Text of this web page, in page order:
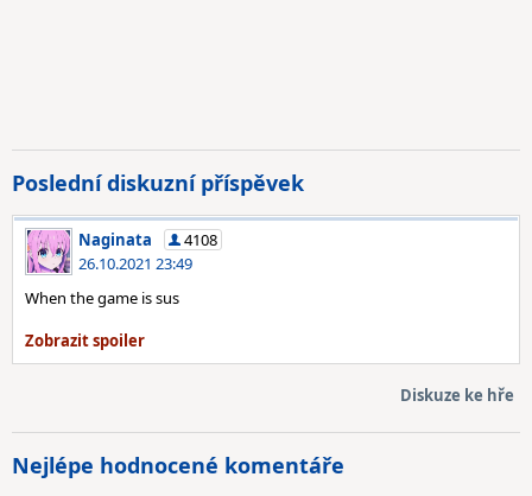
Poslední diskuzní příspěvek
Naginata
4108
26.10.2021 23:49
When the game is sus
Diskuze ke hře
Nejlépe hodnocené komentáře